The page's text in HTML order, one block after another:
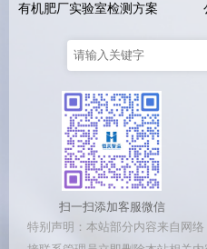
有机肥厂实验室检测方案
扫一扫添加客服微信
特别声明：本站部分内容来自网